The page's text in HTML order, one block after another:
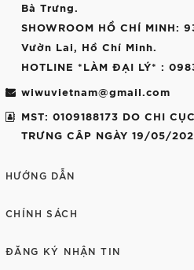
Bà Trưng.
SHOWROOM HỒ CHÍ MINH:
Vườn Lai, Hồ Chí Minh.
HOTLINE *LÀM ĐẠI LÝ* :
wiwuvietnam@gmail.com
MST: 0109188173 DO CHI
TRƯNG CÂP NGÀY 19/05/
HƯỚNG DẪN
CHÍNH SÁCH
ĐĂNG KÝ NHẬN TIN